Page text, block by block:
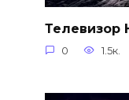
Телевизор
0 1.5к.